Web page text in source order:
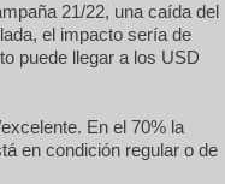
21/22, una caída del
el impacto sería de
puede llegar a los USD
En el 70% la
en condición regular o de